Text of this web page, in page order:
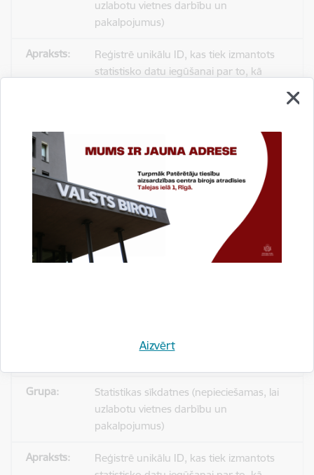
Aizvērt
uzlabotu vietnes darbību un
pakalpojumus)
Reģistrē unikālu ID, kas tiek izmantots
statistisko datu iegūšanai par to, kā
Statistikas sīkdatnes (nepieciešamas, lai
uzlabotu vietnes darbību un
pakalpojumus)
Izmanto Google Analytics, lai samazinātu
Statistikas sīkdatnes (nepieciešamas, lai
uzlabotu vietnes darbību un
pakalpojumus)
Reģistrē unikālu ID, kas tiek izmantots